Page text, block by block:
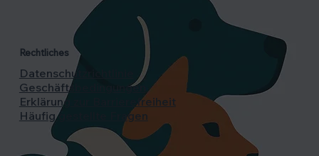
Rechtliches
Datenschutzrichtlinie
Geschäftsbedingungen
Erklärung zur Barrierefreiheit
Häufig gestellte Fragen